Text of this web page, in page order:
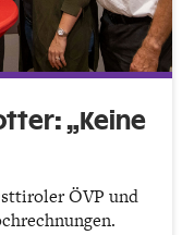
„Keine
ÖVP und